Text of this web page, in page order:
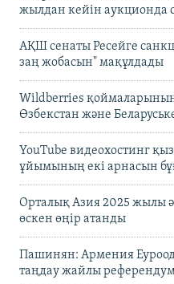
жылдан кейін аукционда
АҚШ сенаты Ресейге
заң жобасын" мақұлдады
Wildberries қоймаларының
Өзбекстан және
YouTube видеохостинг
ұйымының екі арнасын
Орталық Азия 2025 жылы
өскен өңір атанды
Пашинян: Армения
таңдау жайлы референдум